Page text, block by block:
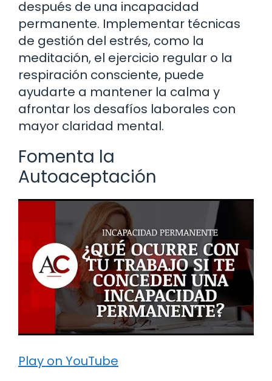
después de una incapacidad
permanente. Implementar técnicas
de gestión del estrés, como la
meditación, el ejercicio regular o la
respiración consciente, puede
ayudarte a mantener la calma y
afrontar los desafíos laborales con
mayor claridad mental.
Fomenta la
Autoaceptación
Play on YouTube